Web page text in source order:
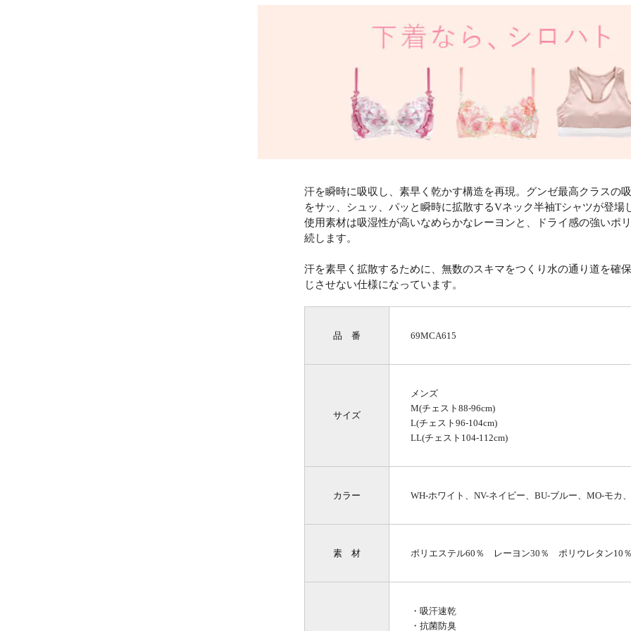
汗を瞬時に吸収し、素早く乾かす構造を再現。グンゼ最高クラスの
をサッ、シュッ、パッと瞬時に拡散するVネック半袖Tシャツが登場
使用素材は吸湿性が高いなめらかなレーヨンと、ドライ感の強いポ
続します。
汗を素早く拡散するために、無数のスキマをつくり水の通り道を確
じさせない仕様になっています。
品 番 69MCA615
サイズ
メンズ
M(チェスト88-96cm)
L(チェスト96-104cm)
LL(チェスト104-112cm)
カラー WH-ホワイト、NV-ネイビー、BU-ブルー、MO-モカ
素 材 ポリエステル60％ レーヨン30％ ポリウレタン10％
・吸汗速乾
・抗菌防臭